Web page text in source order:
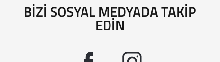
BIZI SOSYAL MEDYADA TAKIP
EDIN